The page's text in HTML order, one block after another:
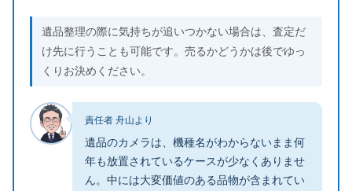
遺品整理の際に気持ちが追いつかない場合は、査定だ
け先に行うことも可能です。売るかどうかは後でゆっ
くりお決めください。
責任者 舟山より
遺品のカメラは、機種名がわからないまま何
年も放置されているケースが少なくありませ
ん。中には大変価値のある品物が含まれてい